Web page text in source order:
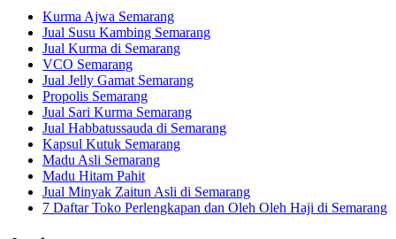
Kurma Ajwa Semarang
Jual Susu Kambing Semarang
Jual Kurma di Semarang
VCO Semarang
Jual Jelly Gamat Semarang
Propolis Semarang
Jual Sari Kurma Semarang
Jual Habbatussauda di Semarang
Kapsul Kutuk Semarang
Madu Asli Semarang
Madu Hitam Pahit
Jual Minyak Zaitun Asli di Semarang
7 Daftar Toko Perlengkapan dan Oleh Oleh Haji di Semarang